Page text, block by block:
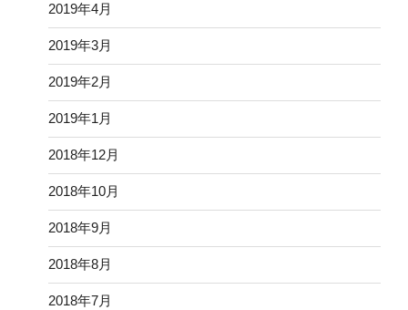
2019年4月
2019年3月
2019年2月
2019年1月
2018年12月
2018年10月
2018年9月
2018年8月
2018年7月